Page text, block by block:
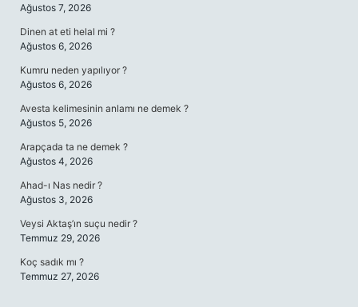
Ağustos 7, 2026
Dinen at eti helal mi ?
Ağustos 6, 2026
Kumru neden yapılıyor ?
Ağustos 6, 2026
Avesta kelimesinin anlamı ne demek ?
Ağustos 5, 2026
Arapçada ta ne demek ?
Ağustos 4, 2026
Ahad-ı Nas nedir ?
Ağustos 3, 2026
Veysi Aktaş’ın suçu nedir ?
Temmuz 29, 2026
Koç sadık mı ?
Temmuz 27, 2026